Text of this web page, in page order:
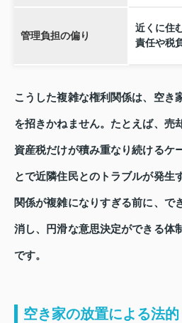
管理負担の偏り
近くに住
責任や税
こうした複雑な権利関係は、空き
を招きかねません。たとえば、売
資産税だけが積み重なり続けるケ
とで近隣住民とのトラブルが発生
関係が複雑になりすぎる前に、で
消し、円滑な意思決定ができる体
です。
空き家の放置による法